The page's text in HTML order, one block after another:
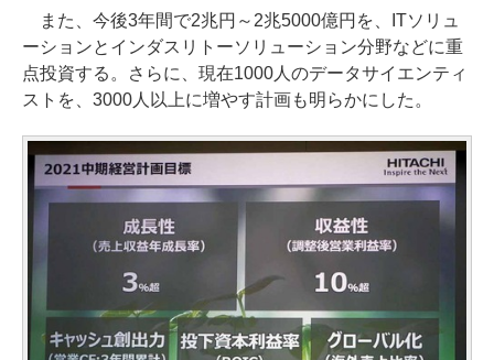
また、今後3年間で2兆円～2兆5000億円を、ITソリュ
ーションとインダスリトーソリューション分野などに重
点投資する。さらに、現在1000人のデータサイエンティ
ストを、3000人以上に増やす計画も明らかにした。